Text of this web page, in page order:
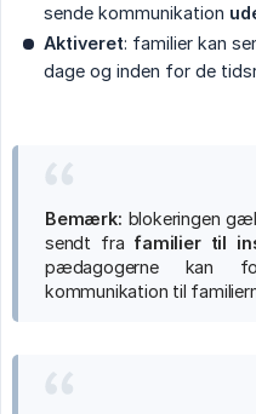
sende kommunikation
Aktiveret: familier kan
dage og inden for de
Bemærk: blokeringen
sendt fra familier til
pædagogerne kan
kommunikation til